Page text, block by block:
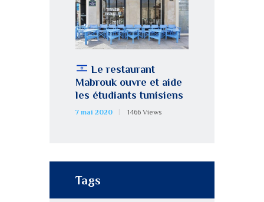
Le restaurant
Mabrouk ouvre et aide
les étudiants tunisiens
7 mai 2020 1466 Views
Tags